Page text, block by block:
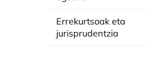
Errekurtsoak eta
jurisprudentzia